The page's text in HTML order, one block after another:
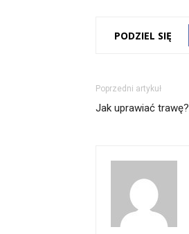
PODZIEL SIĘ
Poprzedni artykuł
Jak uprawiać trawę?